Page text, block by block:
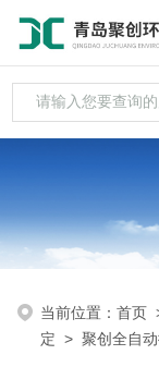
当前位置：首页
定 > 聚创全自动